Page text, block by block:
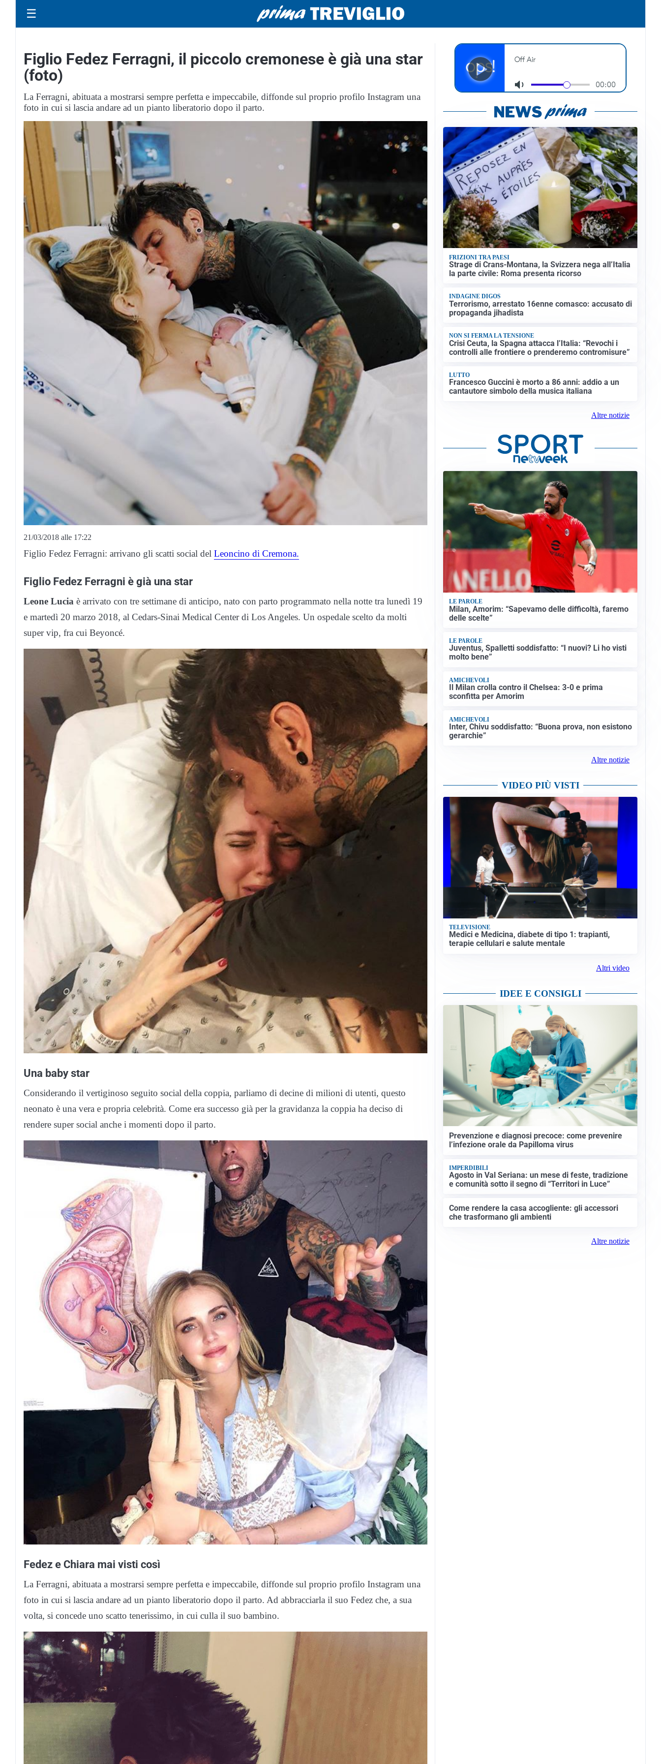
☰
Figlio Fedez Ferragni, il piccolo cremonese è già una star
(foto)
La Ferragni, abituata a mostrarsi sempre perfetta e impeccabile, diffonde sul proprio profilo Instagram una
foto in cui si lascia andare ad un pianto liberatorio dopo il parto.
21/03/2018 alle 17:22
Figlio Fedez Ferragni: arrivano gli scatti social del Leoncino di Cremona.
Figlio Fedez Ferragni è già una star
Leone Lucia è arrivato con tre settimane di anticipo, nato con parto programmato nella notte tra lunedì 19
e martedì 20 marzo 2018, al Cedars-Sinai Medical Center di Los Angeles. Un ospedale scelto da molti
super vip, fra cui Beyoncé.
Una baby star
Considerando il vertiginoso seguito social della coppia, parliamo di decine di milioni di utenti, questo
neonato è una vera e propria celebrità. Come era successo già per la gravidanza la coppia ha deciso di
rendere super social anche i momenti dopo il parto.
Fedez e Chiara mai visti così
La Ferragni, abituata a mostrarsi sempre perfetta e impeccabile, diffonde sul proprio profilo Instagram una
foto in cui si lascia andare ad un pianto liberatorio dopo il parto. Ad abbracciarla il suo Fedez che, a sua
volta, si concede uno scatto tenerissimo, in cui culla il suo bambino.
FRIZIONI TRA PAESI
Strage di Crans-Montana, la Svizzera nega all’Italia
la parte civile: Roma presenta ricorso
INDAGINE DIGOS
Terrorismo, arrestato 16enne comasco: accusato di
propaganda jihadista
NON SI FERMA LA TENSIONE
Crisi Ceuta, la Spagna attacca l’Italia: “Revochi i
controlli alle frontiere o prenderemo contromisure”
LUTTO
Francesco Guccini è morto a 86 anni: addio a un
cantautore simbolo della musica italiana
Altre notizie
LE PAROLE
Milan, Amorim: “Sapevamo delle difficoltà, faremo
delle scelte”
LE PAROLE
Juventus, Spalletti soddisfatto: “I nuovi? Li ho visti
molto bene”
AMICHEVOLI
Il Milan crolla contro il Chelsea: 3-0 e prima
sconfitta per Amorim
AMICHEVOLI
Inter, Chivu soddisfatto: “Buona prova, non esistono
gerarchie”
Altre notizie
VIDEO PIÙ VISTI
TELEVISIONE
Medici e Medicina, diabete di tipo 1: trapianti,
terapie cellulari e salute mentale
Altri video
IDEE E CONSIGLI
Prevenzione e diagnosi precoce: come prevenire
l’infezione orale da Papilloma virus
IMPERDIBILI
Agosto in Val Seriana: un mese di feste, tradizione
e comunità sotto il segno di “Territori in Luce”
Come rendere la casa accogliente: gli accessori
che trasformano gli ambienti
Altre notizie